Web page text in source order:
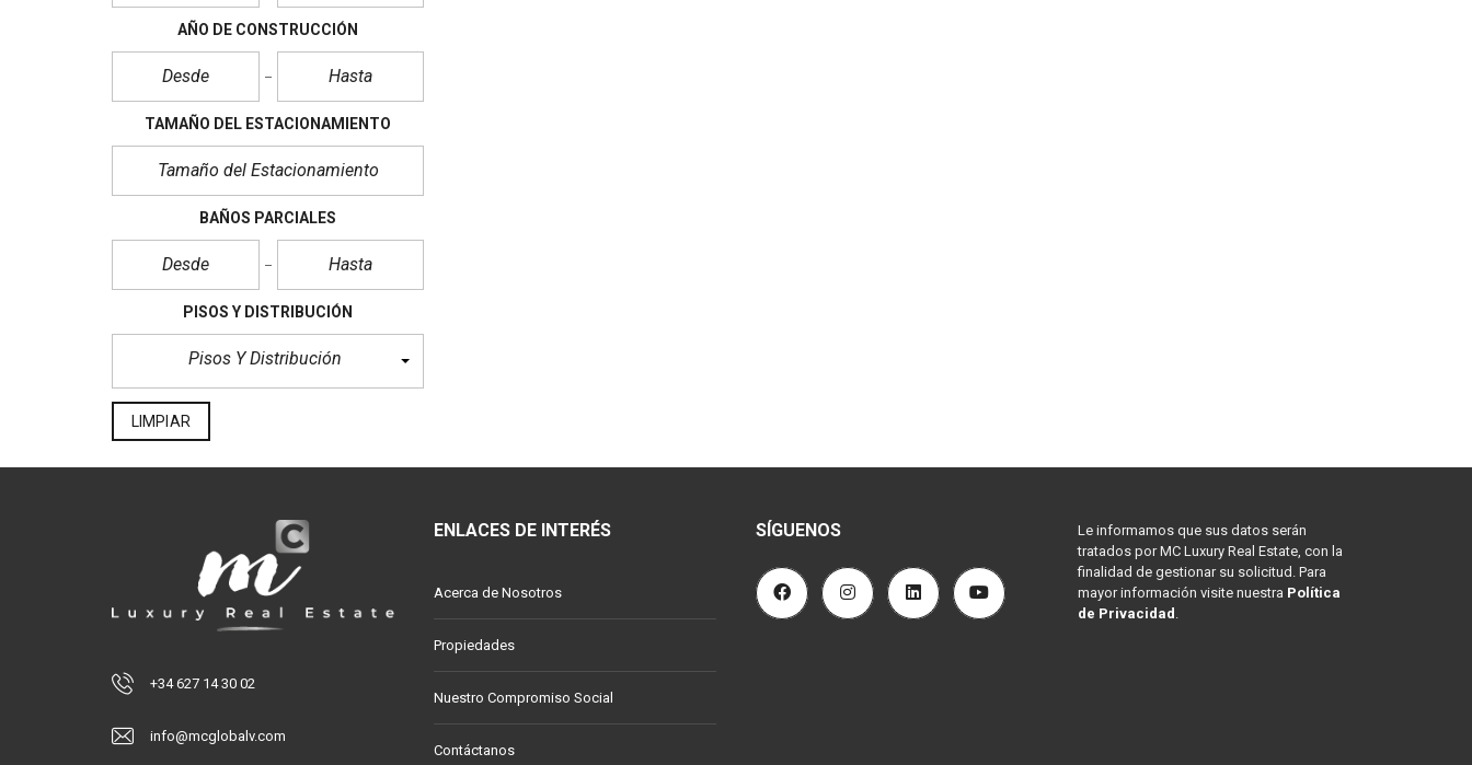
AÑO DE CONSTRUCCIÓN
TAMAÑO DEL ESTACIONAMIENTO
BAÑOS PARCIALES
PISOS Y DISTRIBUCIÓN
Pisos Y Distribución
LIMPIAR
+34 627 14 30 02
info@mcglobalv.com
ENLACES DE INTERÉS
Acerca de Nosotros
Propiedades
Nuestro Compromiso Social
Contáctanos
SÍGUENOS
Le informamos que sus datos serán
tratados por MC Luxury Real Estate, con la
finalidad de gestionar su solicitud. Para
mayor información visite nuestra Política
de Privacidad